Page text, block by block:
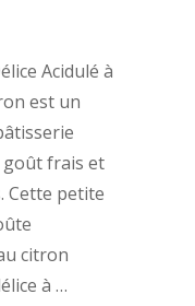
Acidulé à
est un
goût frais et
Cette petite
citron
à …